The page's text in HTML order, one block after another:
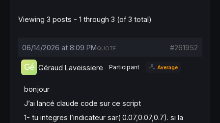
Viewing 3 posts - 1 through 3 (of 3 total)
06/14/2026 at 8:09 PM #261952
QUOTE
Géraud Laveissiere Participant Average
bonjour
J’ai lancé claude code sur ce script
1- tu integres l’indicateur sar( 0.07,0.07,0.7). si la